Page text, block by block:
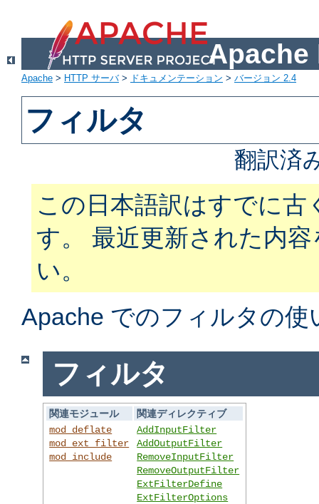
Apache
Apache > HTTP サーバ> ドキュメンテーション > バージョン 2.4
フィルタ
翻訳済
この日本語訳はすでに
す。 最近更新された内
い。
Apache でのフィルタの
フィルタ
関連モジュール
関連ディレクティブ
mod_deflate
mod_ext_filter
mod_include
AddInputFilter
AddOutputFilter
RemoveInputFilter
RemoveOutputFilter
ExtFilterDefine
ExtFilterOptions